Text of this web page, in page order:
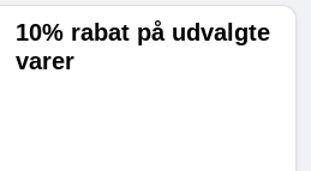
10% rabat på udvalgte
varer